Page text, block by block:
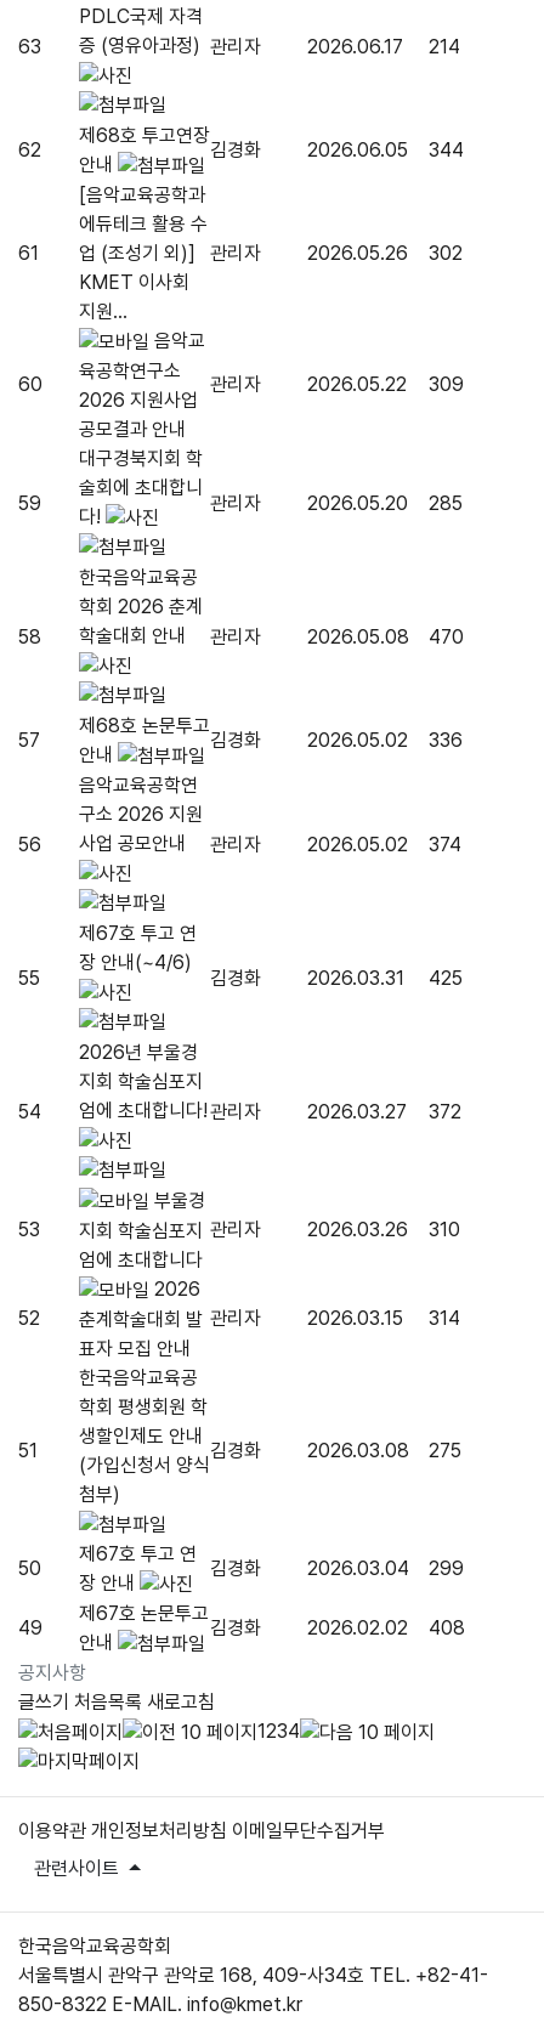
공지사항
63
PDLC국제 자격
증 (영유아과정) 관리자 2026.06.17 214
62
제68호 투고연장
안내
김경화 2026.06.05 344
61
[음악교육공학과
에듀테크 활용 수
업 (조성기 외)]
KMET 이사회
지원...
관리자 2026.05.26 302
60
음악교
육공학연구소
2026 지원사업
공모결과 안내
관리자 2026.05.22 309
59
대구경북지회 학
술회에 초대합니
다!
관리자 2026.05.20 285
58
한국음악교육공
학회 2026 춘계
학술대회 안내
관리자 2026.05.08 470
57
제68호 논문투고
안내
김경화 2026.05.02 336
56
음악교육공학연
구소 2026 지원
사업 공모안내
관리자 2026.05.02 374
55
제67호 투고 연
장 안내(~4/6)
김경화 2026.03.31 425
54
2026년 부울경
지회 학술심포지
엄에 초대합니다!관리자 2026.03.27 372
53
부울경
지회 학술심포지
엄에 초대합니다
관리자 2026.03.26 310
52
2026
춘계학술대회 발
표자 모집 안내
관리자 2026.03.15 314
51
한국음악교육공
학회 평생회원 학
생할인제도 안내
(가입신청서 양식
첨부)
김경화 2026.03.08 275
50
제67호 투고 연
장 안내
김경화 2026.03.04 299
49
제67호 논문투고
안내
김경화 2026.02.02 408
글쓰기 처음목록 새로고침
1234
이용약관 개인정보처리방침 이메일무단수집거부
관련사이트
한국음악교육공학회
서울특별시 관악구 관악로 168, 409-사34호 TEL. +82-41-
850-8322 E-MAIL. info@kmet.kr